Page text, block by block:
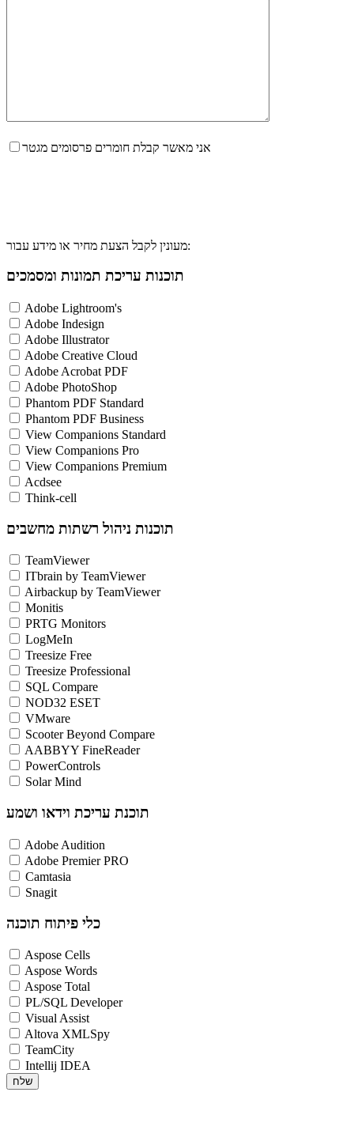
אני מאשר קבלת חומרים פרסומים מגטר
מעונין לקבל הצעת מחיר או מידע עבור:
תוכנות עריכת תמונות ומסמכים
Adobe Lightroom's
Adobe Indesign
Adobe Illustrator
Adobe Creative Cloud
Adobe Acrobat PDF
Adobe PhotoShop
Phantom PDF Standard
Phantom PDF Business
View Companions Standard
View Companions Pro
View Companions Premium
Acdsee
Think-cell
תוכנות ניהול רשתות מחשבים
TeamViewer
ITbrain by TeamViewer
Airbackup by TeamViewer
Monitis
PRTG Monitors
LogMeIn
Treesize Free
Treesize Professional
SQL Compare
NOD32 ESET
VMware
Scooter Beyond Compare
AABBYY FineReader
PowerControls
Solar Mind
תוכנת עריכת וידאו ושמע
Adobe Audition
Adobe Premier PRO
Camtasia
Snagit
כלי פיתוח תוכנה
Aspose Cells
Aspose Words
Aspose Total
PL/SQL Developer
Visual Assist
Altova XMLSpy
TeamCity
Intellij IDEA